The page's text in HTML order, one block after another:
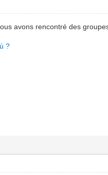
avons rencontré des
?